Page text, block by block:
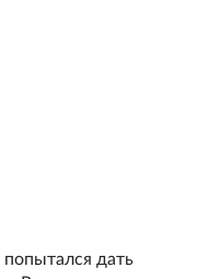
попытался дать